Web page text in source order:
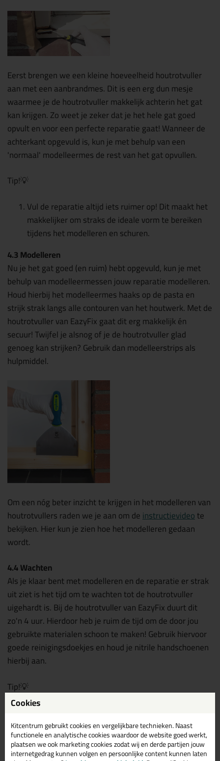
Eerst brengen we een kleine hoeveelheid houtrotvuller
aan met een aanbrandmes. Dit is een erg dun mesje
waarmee je de houtrotvuller makkelijk achterin het gat
kan krijgen. Zo weet je zeker dat je het hele gat goed
opvult en voor een perfecte reparatie gaat! Wanneer de
achterkant opgevuld is, kun je met behulp van een
'normaal' modelleermes de rest van het gat opvullen.
Tip!💡
Vul de reparatie altijd iets ruimer op! Dit maakt het
makkelijker om straks de ideale vorm te bereiken
tijdens het modelleren en schuren.
4.3 Modelleren
Nu je het gat goed (en ruim) hebt opgevuld, kun je met
behulp van modelleermessen jouw reparatie modelleren.
Houd hierbij het modelleermes haaks op de pasta en
strijk strak langs alle contouren van het houtwerk. Met de
houtrotvuller van EazyFix gaat dit erg makkelijk én
secuur! Twijfel je alsnog of je de houtrotvuller glad
genoeg kan strijken? Gebruik dan modelleerstrips als
hulpmiddel.
Om een nóg beter inzicht te krijgen in het modelleren van
houtrotvullers raden we je aan om deinstructievideote
bekijken. Hier kun je zien hoe het modelleren gedaan
wordt.
4.4 Wachten
Als je klaar bent met modelleren en de reparatie er strak
uit ziet is het tijd om te wachten tot de houtrotvuller
uigehardt is. Bij de houtrotvuller van EazyFix duurt dit
zo'n 4 uur. Hierdoor heb je ruim de tijd om de door jou
gebruikte materialen schoon te maken! Gebruik hiervoor
goede reinigingsdoekjes en houd je nitrile handschoenen
hierbij aan.
Tip!💡
er een volle/felle zon is.
Stap 5: Houtplamuur
Cookies
Kitcentrum gebruikt cookies en vergelijkbare technieken. Naast
functionele en analytische cookies waardoor de website goed werkt,
plaatsen we ook marketing cookies zodat wij en derde partijen jouw
internetgedrag kunnen volgen en persoonlijke content kunnen laten